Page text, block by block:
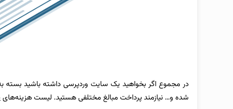
در مجموع اگر بخواهید یک سایت وردپرسی داشته باشید بسته
شده و… نیازمند پرداخت مبالغ مختلفی هستید. لیست هزینه‌های